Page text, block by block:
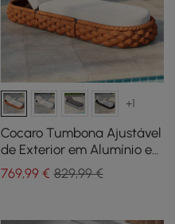
+1
Cocaro Tumbona Ajustável
de Exterior em Alumínio e
Corda Trançada em
Laranja
769,99€ 829,99 €